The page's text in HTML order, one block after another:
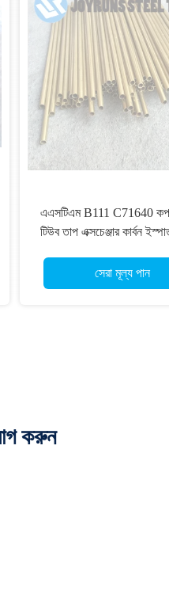
এএসটিএম B111 C71640
টিউব তাপ এক্সচেঞ্জার কার্বন
সেরা মূল্য পান
করুন